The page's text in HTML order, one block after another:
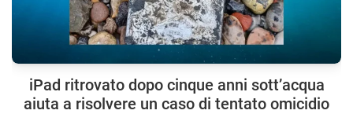
iPad ritrovato dopo cinque anni sott’acqua
aiuta a risolvere un caso di tentato omicidio